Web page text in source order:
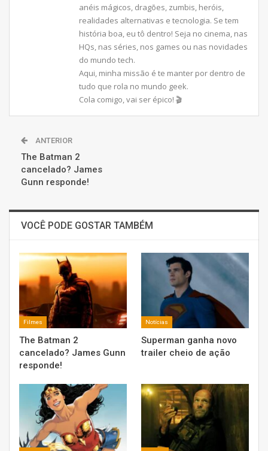
anéis mágicos, dragões, zumbis, heróis,
realidades alternativas e tecnologia. Se tem
história boa, eu tô dentro! Seja no cinema, nas
HQs, nas séries, nos games ou nas novidades
do mundo tech.
Aqui, minha missão é te manter por dentro de
tudo que rola no mundo geek.
Cola comigo, vai ser épico! 🎬
ANTERIOR
The Batman 2
cancelado? James
Gunn responde!
VOCÊ PODE GOSTAR TAMBÉM
Filmes
The Batman 2
cancelado? James Gunn
responde!
Notícias
Superman ganha novo
trailer cheio de ação